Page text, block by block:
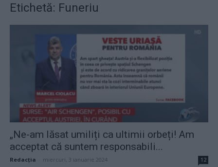
Etichetă: Funeriu
„Ne-am lăsat umiliți ca ultimii orbeți! Am
acceptat că suntem responsabili...
Redacţia miercuri, 3 ianuarie 2024 12